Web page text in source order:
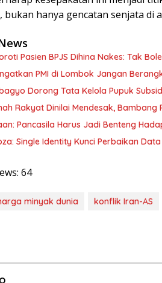
bukan hanya gencatan senjata di
Pasien BPJS Dihina Nakes: Tak
PMI di Lombok Jangan
Dorong Tata Kelola Pupuk
Rakyat Dinilai Mendesak,
Pancasila Harus Jadi Benteng
Single Identity Kunci Perbaikan
64
minyak dunia konflik Iran-AS